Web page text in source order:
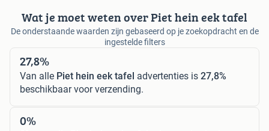
Wat je moet weten over Piet hein eek tafel
De onderstaande waarden zijn gebaseerd op je zoekopdracht en de
ingestelde filters
27,8%
Van alle Piet hein eek tafel advertenties is 27,8%
beschikbaar voor verzending.
0%